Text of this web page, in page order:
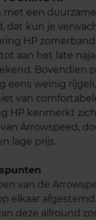
met een
dat kun je
HP
aan het late
Bovendien
eens weinig
van
HP kenmerkt
Arrowspeed,
lage prijs.
van de
elkaar
deze allround